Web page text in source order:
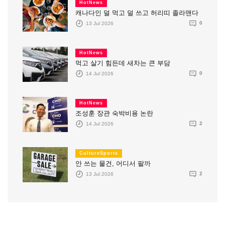
HotNews
캐나다인 덜 먹고 덜 쓰고 허리띠 졸라맨다
13 Jul 2026 0
HotNews
먹고 살기 힘든데 새차는 큰 부담
14 Jul 2026 0
HotNews
조성훈 장관 숙박비용 논란
14 Jul 2026 2
CultureSports
안 쓰는 물건, 어디서 팔까
13 Jul 2026 2